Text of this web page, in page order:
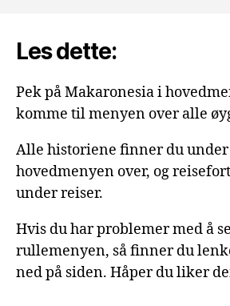
Les dette:
Pek på Makaronesia i
komme til menyen over alle
Alle historiene finner du under
hovedmenyen over, og
under reiser.
Hvis du har problemer med å
rullemenyen, så finner du
ned på siden. Håper du liker